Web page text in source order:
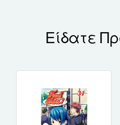
Είδατε